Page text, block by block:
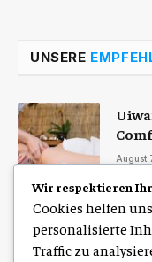
UNSERE
August
Wir respektieren
Cookies helfen
personalisierte
Traffic zu